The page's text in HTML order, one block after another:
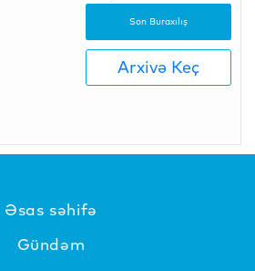
Son Buraxılış
Arxivə Keç
Əsas səhifə
Gündəm